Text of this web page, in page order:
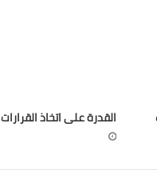
القدرة على اتخاذ القرارات